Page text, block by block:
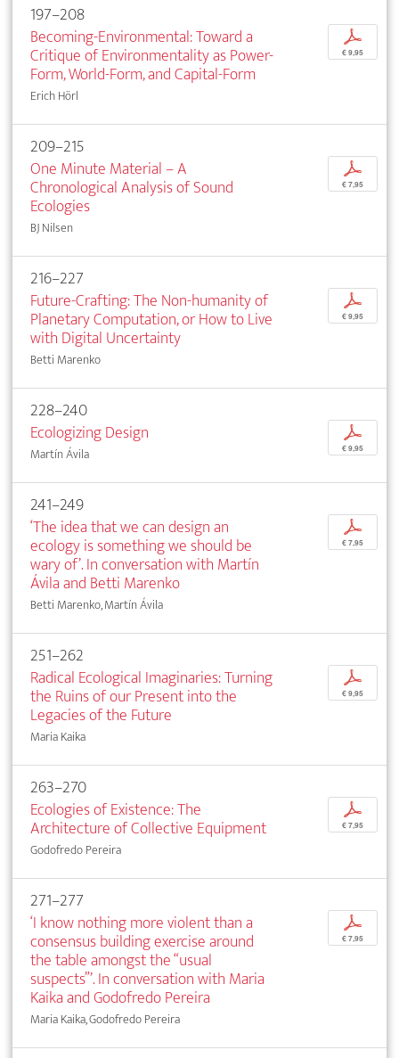
197–208
Becoming-Environmental: Toward a
Critique of Environmentality as Power-
Form, World-Form, and Capital-Form
Erich Hörl
p
€ 9,95
209–215
One Minute Material – A
Chronological Analysis of Sound
Ecologies
BJ Nilsen
p
€ 7,95
216–227
Future-Crafting: The Non-humanity of
Planetary Computation, or How to Live
with Digital Uncertainty
Betti Marenko
p
€ 9,95
228–240
Ecologizing Design
Martín Ávila
p
€ 9,95
241–249
‘The idea that we can design an
ecology is something we should be
wary of’. In conversation with Martín
Ávila and Betti Marenko
Betti Marenko, Martín Ávila
p
€ 7,95
251–262
Radical Ecological Imaginaries: Turning
the Ruins of our Present into the
Legacies of the Future
Maria Kaika
p
€ 9,95
263–270
Ecologies of Existence: The
Architecture of Collective Equipment
Godofredo Pereira
p
€ 7,95
271–277
‘I know nothing more violent than a
consensus building exercise around
the table amongst the “usual
suspects”’. In conversation with Maria
Kaika and Godofredo Pereira
Maria Kaika, Godofredo Pereira
p
€ 7,95